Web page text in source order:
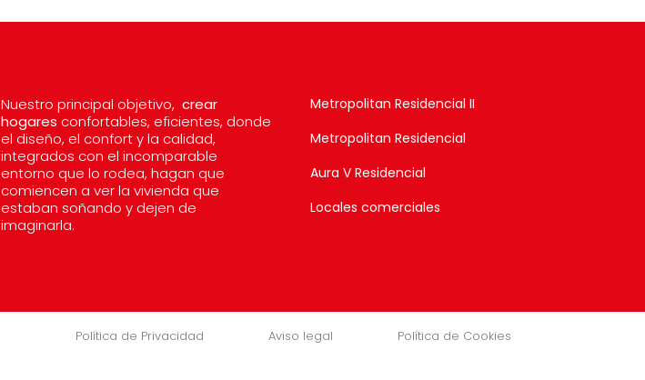
Nuestro principal objetivo, crear
hogares confortables, eficientes, donde
el diseño, el confort y la calidad,
integrados con el incomparable
entorno que lo rodea, hagan que
comiencen a ver la vivienda que
estaban soñando y dejen de
imaginarla.
Metropolitan Residencial II
Metropolitan Residencial
Aura V Residencial
Locales comerciales
Política de Privacidad Aviso legal Política de Cookies